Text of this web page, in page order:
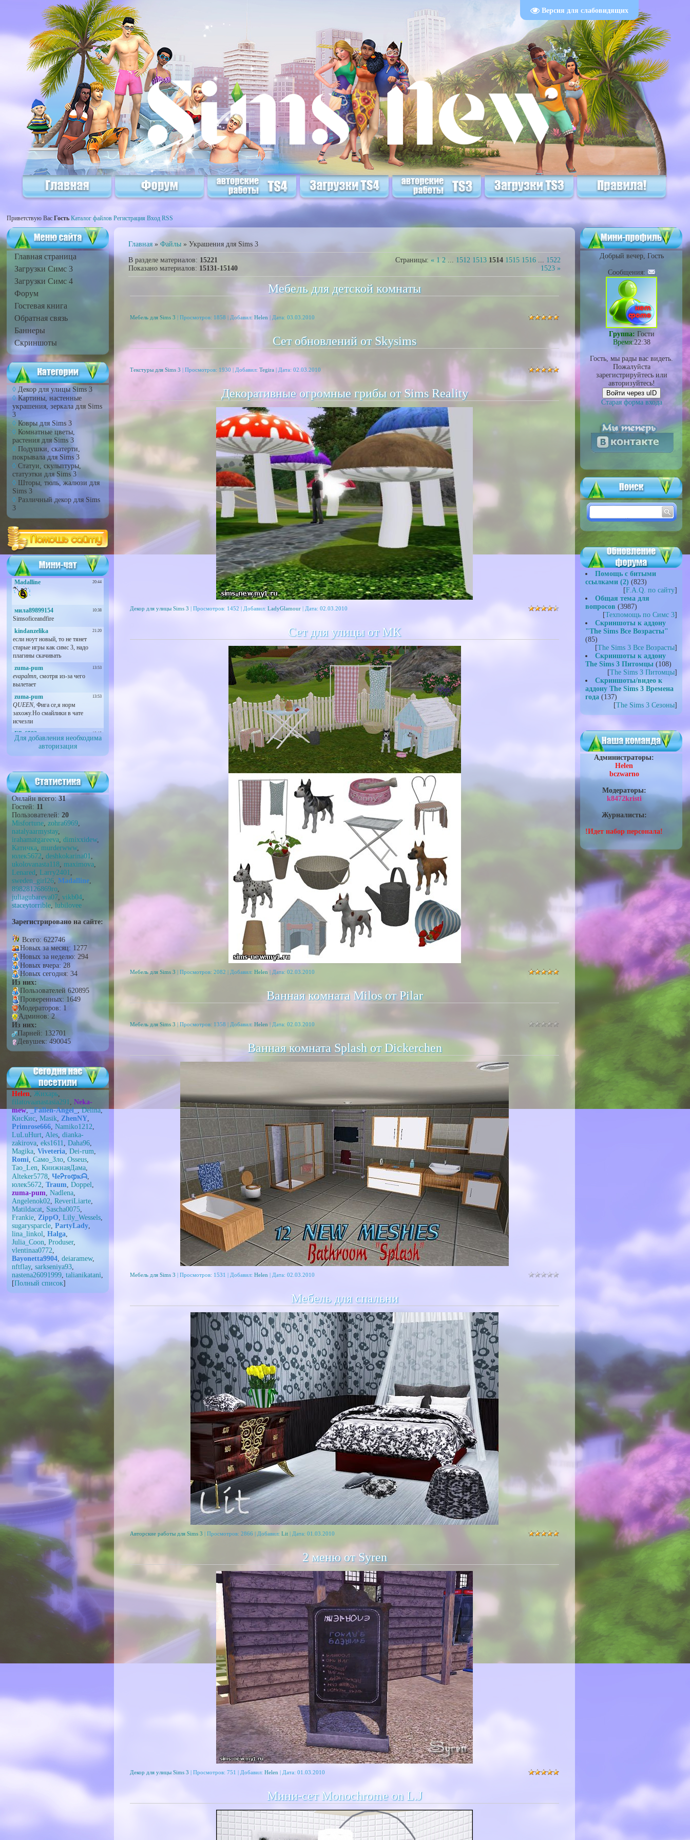
Версия для слабовидящих
Приветствую Вас Гость Каталог файлов Регистрация Вход RSS
Главная страница
Загрузки Симс 3
Загрузки Симс 4
Форум
Гостевая книга
Обратная связь
Баннеры
Скриншоты
Декор для улицы Sims 3
Картины, настенные
украшения, зеркала для Sims
3
Ковры для Sims 3
Комнатные цветы,
растения для Sims 3
Подушки, скатерти,
покрывала для Sims 3
Статуи, скульптуры,
статуэтки для Sims 3
Шторы, тюль, жалюзи для
Sims 3
Различный декор для Sims
3
Для добавления необходима
авторизация
Онлайн всего:31
Гостей: 11
Пользователей:20
Misfortune,zohra6969,
natalyaarmystay,
irahamatgareeva,dimixxidew,
Катичка,murderwww,
юлек5672,deshkokarina01,
ukolovanasta118,maximova,
Lenared,Larry2401,
sweden_girl26,Madalline,
89828126869ro,
juliagubareva07,vikb04,
staceytorrible,lubilovee
Зарегистрировано на сайте:
Всего: 622746
Новых за месяц: 1277
Новых за неделю: 294
Новых вчера: 28
Новых сегодня: 34
Из них:
Пользователей 620895
Проверенных: 1649
Модераторов: 1
Админов: 2
Из них:
Парней: 132701
Девушек: 490045
Helen,Жихарь,
filatovaanastasia291,Neka-
mew,_Fallen-Angel_,Delina,
КисКис,Masik,ZhenNY,
Primrose666,Namiko1212,
LuLuHurt,Ales,dianka-
zakirova,eks1611,Daha96,
Magika,Viveteria,Dei-rum,
Romi,Само_Зло,Osseus,
Tao_Len,КнижнаяДама,
Alteker5778,ЧеᎮтоჶкᗩ,
юлек5672,Traum,Doppel,
zuma-pum,Nadlena,
Angelenok02,ReveriLiarte,
Matildacat, Sascha0075,
Frаnkiе,ZippO,Lily_Wessels,
sugarysparcle,PartyLady,
lina_linkol,Halga,
Julia_Coon,Produser,
vlentinaa0772,
Bayonetta9904,deiaramew,
nftflay,sarkseniya93,
nastena26091999,talianikatani,
[Полный список]
Главная»Файлы » Украшения для Sims 3
В разделе материалов: 15221
Показано материалов: 15131-15140
Страницы:« 1 2 ... 1512 1513 1514 1515 1516 ... 1522
1523 »
Мебель для детской комнаты
Мебель для Sims 3 | Просмотров: 1858 | Добавил:Helen | Дата:03.03.2010
Сет обновлений от Skysims
Текстуры для Sims 3 | Просмотров: 1930 | Добавил:Tegira | Дата:02.03.2010
Декоративные огромные грибы от Sims Reality
Декор для улицы Sims 3 | Просмотров: 1452 | Добавил:LadyGlamour | Дата:02.03.2010
Сет для улицы от МК
Мебель для Sims 3 | Просмотров: 2082 | Добавил:Helen | Дата:02.03.2010
Ванная комната Milos от Pilar
Мебель для Sims 3 | Просмотров: 1358 | Добавил:Helen | Дата:02.03.2010
Ванная комната Splash от Dickerchen
Мебель для Sims 3 | Просмотров: 1531 | Добавил:Helen | Дата:02.03.2010
Мебель для спальни
Авторские работы для Sims 3 | Просмотров: 2866 | Добавил:Lit | Дата:01.03.2010
2 меню от Syren
Декор для улицы Sims 3 | Просмотров: 751 | Добавил:Helen | Дата:01.03.2010
Мини-сет Monochrome on L.J
Добрый вечер, Гость
Сообщения:
Группа: Гости
Время:22:38
Гость, мы рады вас видеть.
Пожалуйста
зарегистрируйтесь или
авторизуйтесь!
Войти через uID
Старая форма входа
Помощь с битыми
ссылками (2) (823)
[F.A.Q. по сайту]
Общая тема для
вопросов (3987)
[Техпомощь по Симс 3]
Скриншоты к аддону
"The Sims Все Возрасты"
(85)
[The Sims 3 Все Возрасты]
Скриншоты к аддону
The Sims 3 Питомцы (108)
[The Sims 3 Питомцы]
Скриншоты/видео к
аддону The Sims 3 Времена
года (137)
[The Sims 3 Сезоны]
Администраторы:
Helen
bczwarno
Модераторы:
k8472kristi
Журналисты:
!Идет набор персонала!